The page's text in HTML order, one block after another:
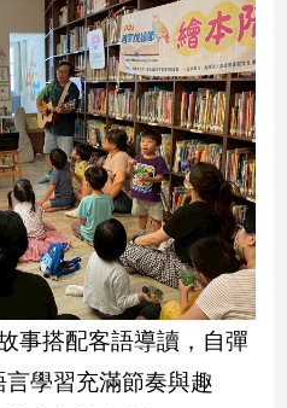
事搭配客語導讀，自彈
學習充滿節奏與趣